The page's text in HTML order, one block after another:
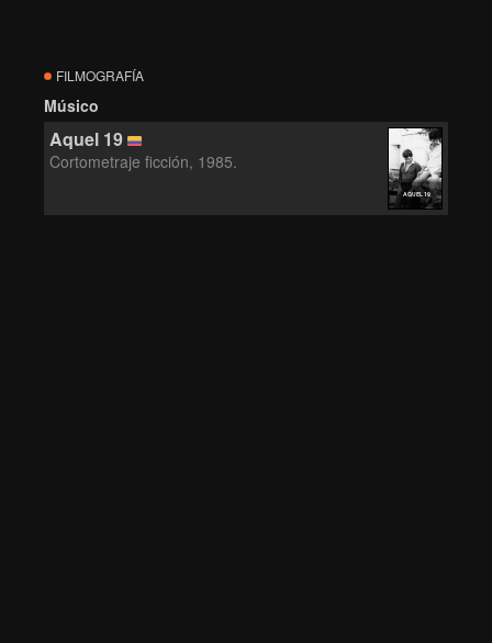
FILMOGRAFÍA
Músico
Aquel 19
Cortometraje ficción, 1985.
AQUEL 19